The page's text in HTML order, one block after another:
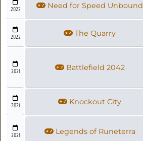
2022 Need for Speed Unbound
2022 The Quarry
2021 Battlefield 2042
2021 Knockout City
2021 Legends of Runeterra